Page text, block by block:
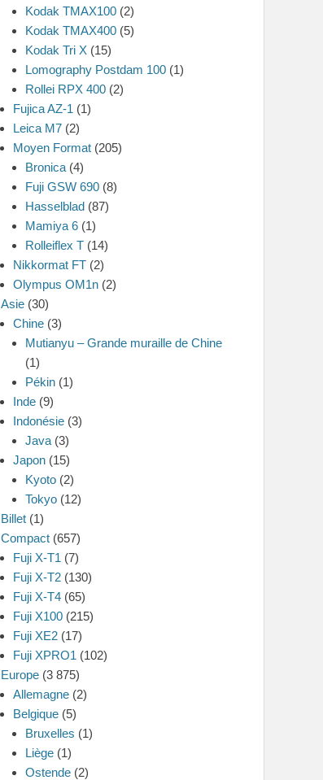
Kodak TMAX100 (2)
Kodak TMAX400 (5)
Kodak Tri X (15)
Lomography Postdam 100 (1)
Rollei RPX 400 (2)
Fujica AZ-1 (1)
Leica M7 (2)
Moyen Format (205)
Bronica (4)
Fuji GSW 690 (8)
Hasselblad (87)
Mamiya 6 (1)
Rolleiflex T (14)
Nikkormat FT (2)
Olympus OM1n (2)
Asie (30)
Chine (3)
Mutianyu – Grande muraille de Chine
(1)
Pékin (1)
Inde (9)
Indonésie (3)
Java (3)
Japon (15)
Kyoto (2)
Tokyo (12)
Billet (1)
Compact (657)
Fuji X-T1 (7)
Fuji X-T2 (130)
Fuji X-T4 (65)
Fuji X100 (215)
Fuji XE2 (17)
Fuji XPRO1 (102)
Europe (3 875)
Allemagne (2)
Belgique (5)
Bruxelles (1)
Liège (1)
Ostende (2)